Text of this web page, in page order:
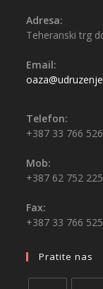
Adresa:
Teheranski trg
Email:
Telefon:
+387 33 766 526
Mob:
+387 62 752 225
Fax:
+387 33 766 525
Pratite nas